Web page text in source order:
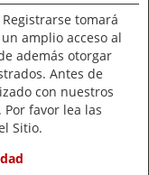
tomará
amplio acceso al
además otorgar
Antes de
con nuestros
favor lea las
Sitio.